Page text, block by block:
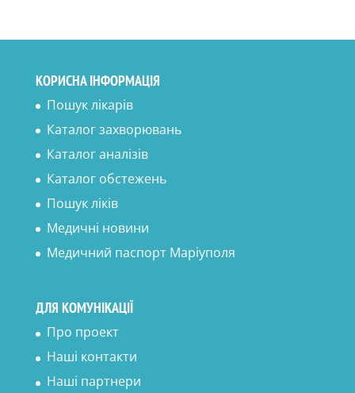
КОРИСНА ІНФОРМАЦІЯ
Пошук лікарів
Каталог захворювань
Каталог аналізів
Каталог обстежень
Пошук ліків
Медичні новини
Медичний паспорт Маріуполя
ДЛЯ КОМУНІКАЦІЇ
Про проект
Наші контакти
Наші партнери